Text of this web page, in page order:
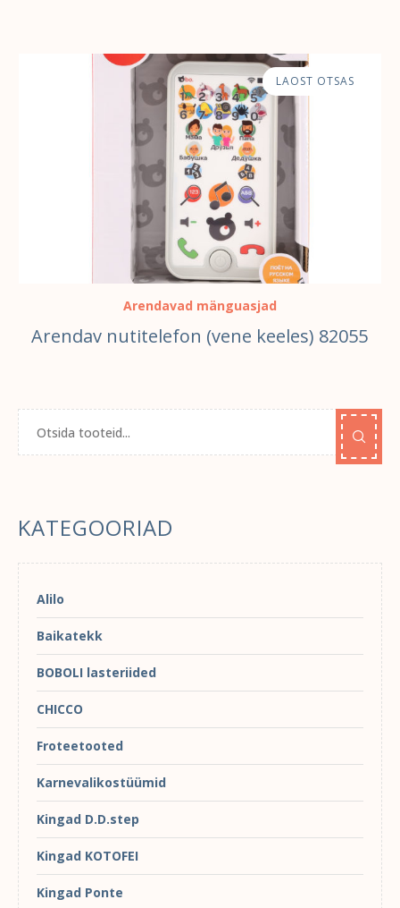
LAOST OTSAS
Arendavad mänguasjad
Arendav nutitelefon (vene keeles) 82055
KATEGOORIAD
Alilo
Baikatekk
BOBOLI lasteriided
CHICCO
Froteetooted
Karnevalikostüümid
Kingad D.D.step
Kingad KOTOFEI
Kingad Ponte